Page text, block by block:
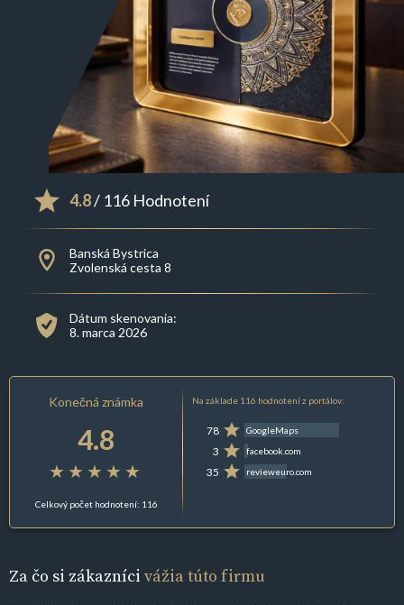
4.8/ 116 Hodnotení
Banská Bystrica
Zvolenská cesta 8
Dátum skenovania:
8. marca 2026
Konečná známka
4.8
Celkový počet hodnotení: 116
Na základe 116 hodnotení z portálov:
78 GoogleMaps
3 facebook.com
35 revieweuro.com
Za čo si zákazníci vážia túto firmu